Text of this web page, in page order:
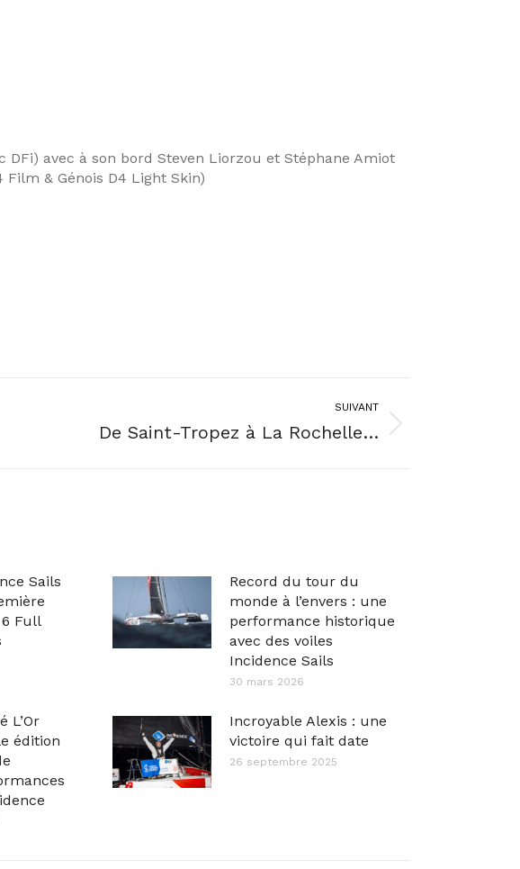
DFi) avec à son bord Steven Liorzou et Stéphane Amiot
& Génois D4 Light Skin)
SUIVANT
De Saint-Tropez à La Rochelle…
Sails
Full
Record du tour du
monde à l’envers : une
performance historique
avec des voiles
Incidence Sails
30 mars 2026
L’Or
édition
Incroyable Alexis : une
victoire qui fait date
26 septembre 2025